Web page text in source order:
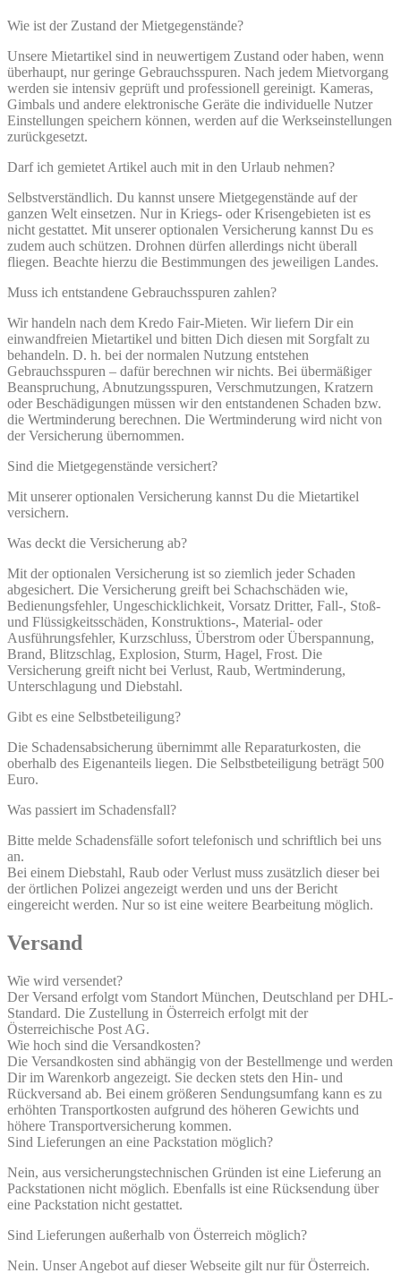
Wie ist der Zustand der Mietgegenstände?
Unsere Mietartikel sind in neuwertigem Zustand oder haben, wenn
überhaupt, nur geringe Gebrauchsspuren. Nach jedem Mietvorgang
werden sie intensiv geprüft und professionell gereinigt. Kameras,
Gimbals und andere elektronische Geräte die individuelle Nutzer
Einstellungen speichern können, werden auf die Werkseinstellungen
zurückgesetzt.
Darf ich gemietet Artikel auch mit in den Urlaub nehmen?
Selbstverständlich. Du kannst unsere Mietgegenstände auf der
ganzen Welt einsetzen. Nur in Kriegs- oder Krisengebieten ist es
nicht gestattet. Mit unserer optionalen Versicherung kannst Du es
zudem auch schützen. Drohnen dürfen allerdings nicht überall
fliegen. Beachte hierzu die Bestimmungen des jeweiligen Landes.
Muss ich entstandene Gebrauchsspuren zahlen?
Wir handeln nach dem Kredo Fair-Mieten. Wir liefern Dir ein
einwandfreien Mietartikel und bitten Dich diesen mit Sorgfalt zu
behandeln. D. h. bei der normalen Nutzung entstehen
Gebrauchsspuren – dafür berechnen wir nichts. Bei übermäßiger
Beanspruchung, Abnutzungsspuren, Verschmutzungen, Kratzern
oder Beschädigungen müssen wir den entstandenen Schaden bzw.
die Wertminderung berechnen. Die Wertminderung wird nicht von
der Versicherung übernommen.
Sind die Mietgegenstände versichert?
Mit unserer optionalen Versicherung kannst Du die Mietartikel
versichern.
Was deckt die Versicherung ab?
Mit der optionalen Versicherung ist so ziemlich jeder Schaden
abgesichert. Die Versicherung greift bei Schachschäden wie,
Bedienungsfehler, Ungeschicklichkeit, Vorsatz Dritter, Fall-, Stoß-
und Flüssigkeitsschäden, Konstruktions-, Material- oder
Ausführungsfehler, Kurzschluss, Überstrom oder Überspannung,
Brand, Blitzschlag, Explosion, Sturm, Hagel, Frost. Die
Versicherung greift nicht bei Verlust, Raub, Wertminderung,
Unterschlagung und Diebstahl.
Gibt es eine Selbstbeteiligung?
Die Schadensabsicherung übernimmt alle Reparaturkosten, die
oberhalb des Eigenanteils liegen. Die Selbstbeteiligung beträgt 500
Euro.
Was passiert im Schadensfall?
Bitte melde Schadensfälle sofort telefonisch und schriftlich bei uns
an.
Bei einem Diebstahl, Raub oder Verlust muss zusätzlich dieser bei
der örtlichen Polizei angezeigt werden und uns der Bericht
eingereicht werden. Nur so ist eine weitere Bearbeitung möglich.
Versand
Wie wird versendet?
Der Versand erfolgt vom Standort München, Deutschland per DHL-
Standard. Die Zustellung in Österreich erfolgt mit der
Österreichische Post AG.
Wie hoch sind die Versandkosten?
Die Versandkosten sind abhängig von der Bestellmenge und werden
Dir im Warenkorb angezeigt. Sie decken stets den Hin- und
Rückversand ab. Bei einem größeren Sendungsumfang kann es zu
erhöhten Transportkosten aufgrund des höheren Gewichts und
höhere Transportversicherung kommen.
Sind Lieferungen an eine Packstation möglich?
Nein, aus versicherungstechnischen Gründen ist eine Lieferung an
Packstationen nicht möglich. Ebenfalls ist eine Rücksendung über
eine Packstation nicht gestattet.
Sind Lieferungen außerhalb von Österreich möglich?
Nein. Unser Angebot auf dieser Webseite gilt nur für Österreich.